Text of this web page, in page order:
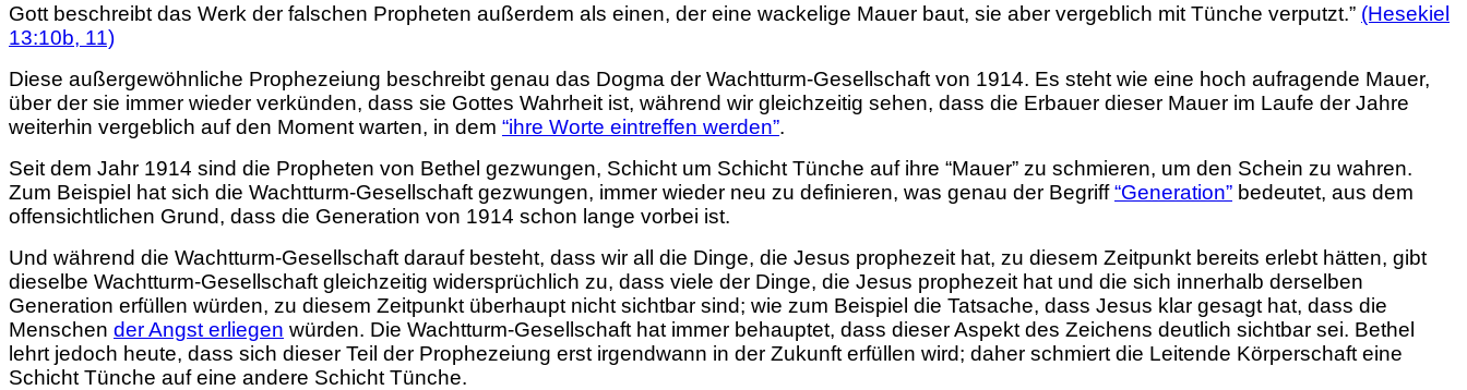
Gott beschreibt das Werk der falschen Propheten außerdem als einen, der eine wackelige Mauer baut, sie aber vergeblich mit Tünche verputzt.” (Hesekiel
13:10b, 11)
Diese außergewöhnliche Prophezeiung beschreibt genau das Dogma der Wachtturm-Gesellschaft von 1914. Es steht wie eine hoch aufragende Mauer,
über der sie immer wieder verkünden, dass sie Gottes Wahrheit ist, während wir gleichzeitig sehen, dass die Erbauer dieser Mauer im Laufe der Jahre
weiterhin vergeblich auf den Moment warten, in dem “ihre Worte eintreffen werden”.
Seit dem Jahr 1914 sind die Propheten von Bethel gezwungen, Schicht um Schicht Tünche auf ihre “Mauer” zu schmieren, um den Schein zu wahren.
Zum Beispiel hat sich die Wachtturm-Gesellschaft gezwungen, immer wieder neu zu definieren, was genau der Begriff“Generation” bedeutet, aus dem
offensichtlichen Grund, dass die Generation von 1914 schon lange vorbei ist.
Und während die Wachtturm-Gesellschaft darauf besteht, dass wir all die Dinge, die Jesus prophezeit hat, zu diesem Zeitpunkt bereits erlebt hätten, gibt
dieselbe Wachtturm-Gesellschaft gleichzeitig widersprüchlich zu, dass viele der Dinge, die Jesus prophezeit hat und die sich innerhalb derselben
Generation erfüllen würden, zu diesem Zeitpunkt überhaupt nicht sichtbar sind; wie zum Beispiel die Tatsache, dass Jesus klar gesagt hat, dass die
Menschen der Angst erliegen würden. Die Wachtturm-Gesellschaft hat immer behauptet, dass dieser Aspekt des Zeichens deutlich sichtbar sei. Bethel
lehrt jedoch heute, dass sich dieser Teil der Prophezeiung erst irgendwann in der Zukunft erfüllen wird; daher schmiert die Leitende Körperschaft eine
Schicht Tünche auf eine andere Schicht Tünche.